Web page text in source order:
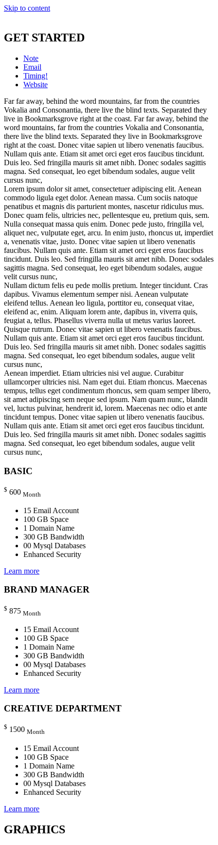
Skip to content
GET STARTED
Note
Email
Timing!
Website
Far far away, behind the word mountains, far from the countries
Vokalia and Consonantia, there live the blind texts. Separated they
live in Bookmarksgrove right at the coast. Far far away, behind the
word mountains, far from the countries Vokalia and Consonantia,
there live the blind texts. Separated they live in Bookmarksgrove
right at the coast. Donec vitae sapien ut libero venenatis faucibus.
Nullam quis ante. Etiam sit amet orci eget eros faucibus tincidunt.
Duis leo. Sed fringilla mauris sit amet nibh. Donec sodales sagittis
magna. Sed consequat, leo eget bibendum sodales, augue velit
cursus nunc,
Lorem ipsum dolor sit amet, consectetuer adipiscing elit. Aenean
commodo ligula eget dolor. Aenean massa. Cum sociis natoque
penatibus et magnis dis parturient montes, nascetur ridiculus mus.
Donec quam felis, ultricies nec, pellentesque eu, pretium quis, sem.
Nulla consequat massa quis enim. Donec pede justo, fringilla vel,
aliquet nec, vulputate eget, arcu. In enim justo, rhoncus ut, imperdiet
a, venenatis vitae, justo. Donec vitae sapien ut libero venenatis
faucibus. Nullam quis ante. Etiam sit amet orci eget eros faucibus
tincidunt. Duis leo. Sed fringilla mauris sit amet nibh. Donec sodales
sagittis magna. Sed consequat, leo eget bibendum sodales, augue
velit cursus nunc,
Nullam dictum felis eu pede mollis pretium. Integer tincidunt. Cras
dapibus. Vivamus elementum semper nisi. Aenean vulputate
eleifend tellus. Aenean leo ligula, porttitor eu, consequat vitae,
eleifend ac, enim. Aliquam lorem ante, dapibus in, viverra quis,
feugiat a, tellus. Phasellus viverra nulla ut metus varius laoreet.
Quisque rutrum. Donec vitae sapien ut libero venenatis faucibus.
Nullam quis ante. Etiam sit amet orci eget eros faucibus tincidunt.
Duis leo. Sed fringilla mauris sit amet nibh. Donec sodales sagittis
magna. Sed consequat, leo eget bibendum sodales, augue velit
cursus nunc,
Aenean imperdiet. Etiam ultricies nisi vel augue. Curabitur
ullamcorper ultricies nisi. Nam eget dui. Etiam rhoncus. Maecenas
tempus, tellus eget condimentum rhoncus, sem quam semper libero,
sit amet adipiscing sem neque sed ipsum. Nam quam nunc, blandit
vel, luctus pulvinar, hendrerit id, lorem. Maecenas nec odio et ante
tincidunt tempus. Donec vitae sapien ut libero venenatis faucibus.
Nullam quis ante. Etiam sit amet orci eget eros faucibus tincidunt.
Duis leo. Sed fringilla mauris sit amet nibh. Donec sodales sagittis
magna. Sed consequat, leo eget bibendum sodales, augue velit
cursus nunc,
BASIC
$ 600 Month
15 Email Account
100 GB Space
1 Domain Name
300 GB Bandwidth
00 Mysql Databases
Enhanced Security
Learn more
BRAND MANAGER
$ 875 Month
15 Email Account
100 GB Space
1 Domain Name
300 GB Bandwidth
00 Mysql Databases
Enhanced Security
Learn more
CREATIVE DEPARTMENT
$ 1500 Month
15 Email Account
100 GB Space
1 Domain Name
300 GB Bandwidth
00 Mysql Databases
Enhanced Security
Learn more
GRAPHICS